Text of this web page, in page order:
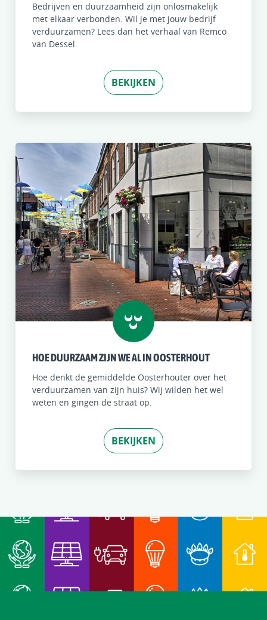
Bedrijven en duurzaamheid zijn onlosmakelijk
met elkaar verbonden. Wil je met jouw bedrijf
verduurzamen? Lees dan het verhaal van Remco
van Dessel.
BEKIJKEN
HOE DUURZAAM ZIJN WE AL IN OOSTERHOUT
Hoe denkt de gemiddelde Oosterhouter over het
verduurzamen van zijn huis? Wij wilden het wel
weten en gingen de straat op.
BEKIJKEN